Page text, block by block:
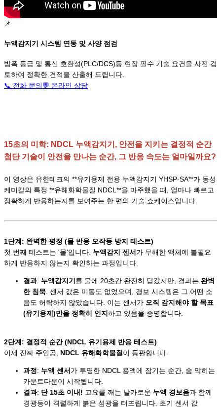
📌
누액감지기 시스템 연동 및 사양 점검
방폭 등급 및 통신 호환성(PLC/DCS)등 현장 필수 기술 요건을 사전 검
토하여 정확한 견적을 산출해 드립니다.
📞 전화 문의💬 온라인 상담
15초의 미학: NDCL 누액감지기, 안전을 지키는 결정적 순간
첨단 기술이 안전을 만나는 순간, 그 반응 속도는 얼마일까요?
이 영상은 유한테크의 **유기용제 전용 누액감지기 YHSP-SA**가 동성
케미칼의 특정 **유해화학물질 NDCL**을 마주했을 때, 얼마나 빠르고
정확하게 반응하는지를 보여주는 한 편의 기술 쇼케이스입니다.
1단계: 완벽한 평정 (물 반응 오작동 방지 테스트)
첫 번째 테스트는 '물'입니다. 누액감지 센서 가 무해한 액체에 불필요
하게 반응하지 않는지 확인하는 과정입니다.
결과: 누액감지기 를 물에 20초간 완전히 담갔지만, 결과는 완벽
한 침묵 . 센서 값은 미동도 없었으며, 경보 시스템은 그 어떤 소
음도 허락하지 않았습니다. 이는 센서가 오직 감지해야 할 목표
(유기용제)만을 정확히 인지 하고 있음을 증명합니다.
2단계: 결정적 순간 (NDCL 유기용제 반응 테스트)
이제 진짜 주인공, NDCL 유해화학물질 이 등판합니다.
과정: 누액 센서 가 투명한 NDCL 용액에 잠기는 순간, 숨 막히는
카운트다운이 시작됩니다.
결과: 단 15초 이내! 고요를 깨는 날카로운 누액 경보음과 함께
경광등이 격렬하게 붉은 섬광을 터뜨립니다. 초기 센서 값